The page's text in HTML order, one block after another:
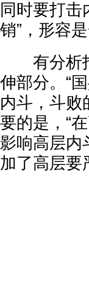
同时要打击
销”，形容
有分析指
伸部分。“
内斗，斗败
要的是，“
影响高层内
加了高层要